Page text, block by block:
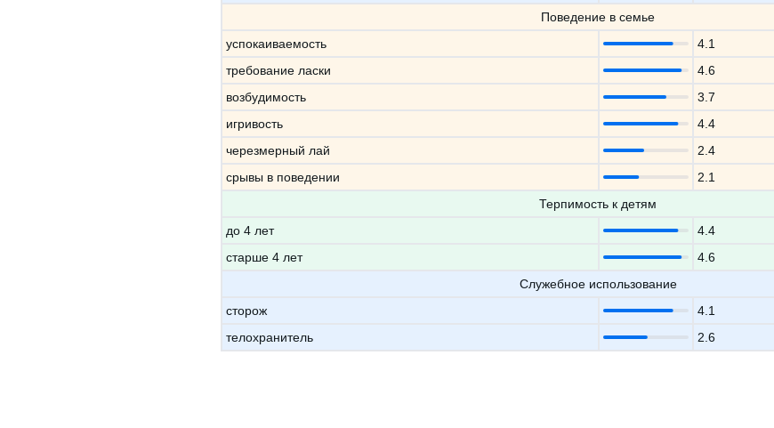
Поведение в семье
успокаиваемость
4.1
требование ласки
4.6
возбудимость
3.7
игривость
4.4
черезмерный лай
2.4
срывы в поведении
2.1
Терпимость к детям
до 4 лет
4.4
старше 4 лет
4.6
Служебное использование
сторож
4.1
телохранитель
2.6